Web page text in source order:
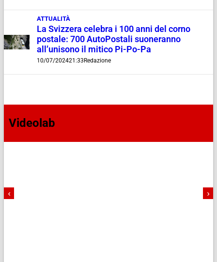
ATTUALITÀ
La Svizzera celebra i 100 anni del corno
postale: 700 AutoPostali suoneranno
all’unisono il mitico Pi-Po-Pa
10/07/202421:33Redazione
Videolab
‹ ›